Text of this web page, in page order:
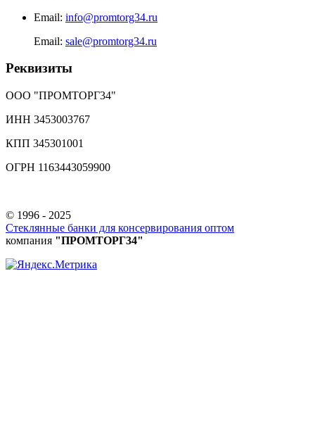
Email: info@promtorg34.ru
Email: sale@promtorg34.ru
Реквизиты
ООО "ПРОМТОРГ34"
ИНН 3453003767
КПП 345301001
ОГРН 1163443059900
© 1996 - 2025
Стеклянные банки для консервирования оптом
компания "ПРОМТОРГ34"